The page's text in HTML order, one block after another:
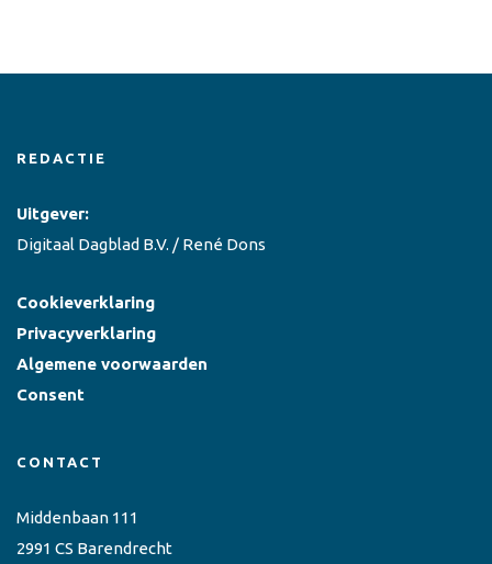
REDACTIE
Uitgever:
Digitaal Dagblad B.V. / René Dons
Cookieverklaring
Privacyverklaring
Algemene voorwaarden
Consent
CONTACT
Middenbaan 111
2991 CS Barendrecht